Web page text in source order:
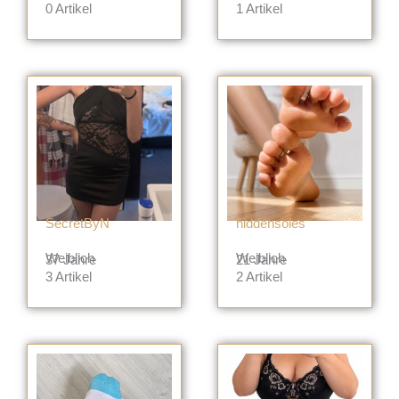
0Artikel
1Artikel
SecretByN
Weiblich
37 Jahre
3Artikel
hiddensoles
Weiblich
21 Jahre
2Artikel